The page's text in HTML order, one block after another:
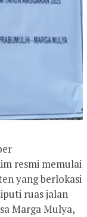
resmi memulai
yang berlokasi
ruas jalan
Marga Mulya,